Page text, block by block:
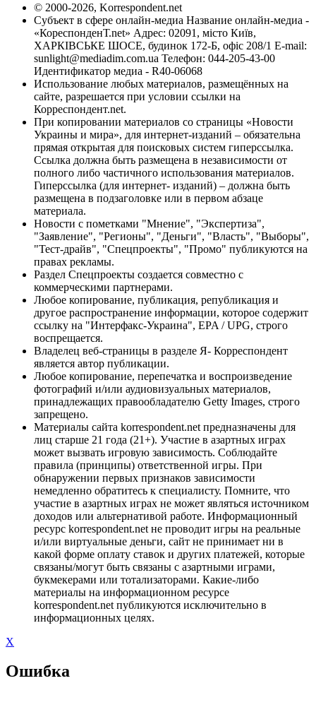
© 2000-2026, Korrespondent.net
Субъект в сфере онлайн-медиа Название онлайн-медиа -
«КореспонденТ.net» Адрес: 02091, місто Київ,
ХАРКІВСЬКЕ ШОСЕ, будинок 172-Б, офіс 208/1 E-mail:
sunlight@mediadim.com.ua Телефон: 044-205-43-00
Идентификатор медиа - R40-06068
Использование любых материалов, размещённых на
сайте, разрешается при условии ссылки на
Корреспондент.net.
При копировании материалов со страницы «Новости
Украины и мира», для интернет-изданий – обязательна
прямая открытая для поисковых систем гиперссылка.
Ссылка должна быть размещена в независимости от
полного либо частичного использования материалов.
Гиперссылка (для интернет- изданий) – должна быть
размещена в подзаголовке или в первом абзаце
материала.
Новости с пометками "Мнение", "Экспертиза",
"Заявление", "Регионы", "Деньги", "Власть", "Выборы",
"Тест-драйв", "Спецпроекты", "Промо" публикуются на
правах рекламы.
Раздел Спецпроекты создается совместно с
коммерческими партнерами.
Любое копирование, публикация, републикация и
другое распространение информации, которое содержит
ссылку на "Интерфакс-Украина", EPA / UPG, строго
воспрещается.
Владелец веб-страницы в разделе Я- Корреспондент
является автор публикации.
Любое копирование, перепечатка и воспроизведение
фотографий и/или аудиовизуальных материалов,
принадлежащих правообладателю Getty Images, строго
запрещено.
Материалы сайта korrespondent.net предназначены для
лиц старше 21 года (21+). Участие в азартных играх
может вызвать игровую зависимость. Соблюдайте
правила (принципы) ответственной игры. При
обнаружении первых признаков зависимости
немедленно обратитесь к специалисту. Помните, что
участие в азартных играх не может являться источником
доходов или альтернативой работе. Информационный
ресурс korrespondent.net не проводит игры на реальные
и/или виртуальные деньги, сайт не принимает ни в
какой форме оплату ставок и других платежей, которые
связаны/могут быть связаны с азартными играми,
букмекерами или тотализаторами. Какие-либо
материалы на информационном ресурсе
korrespondent.net публикуются исключительно в
информационных целях.
X
Ошибка